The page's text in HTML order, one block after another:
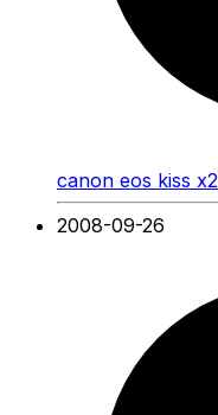
canon eos kiss x2
2008-09-26